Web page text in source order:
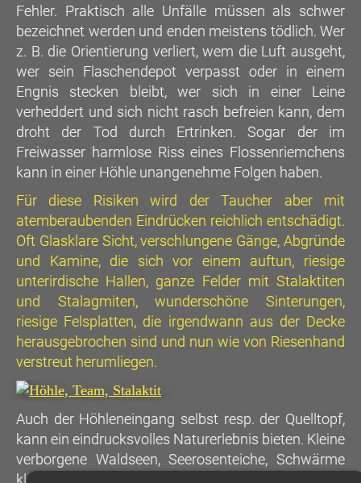
Fehler. Praktisch alle Unfälle müssen als schwer
bezeichnet werden und enden meistens tödlich. Wer
z. B. die Orientierung verliert, wem die Luft ausgeht,
wer sein Flaschendepot verpasst oder in einem
Engnis stecken bleibt, wer sich in einer Leine
verheddert und sich nicht rasch befreien kann, dem
droht der Tod durch Ertrinken. Sogar der im
Freiwasser harmlose Riss eines Flossenriemchens
kann in einer Höhle unangenehme Folgen haben.
Für diese Risiken wird der Taucher aber mit
atemberaubenden Eindrücken reichlich entschädigt.
Oft Glasklare Sicht, verschlungene Gänge, Abgründe
und Kamine, die sich vor einem auftun, riesige
unterirdische Hallen, ganze Felder mit Stalaktiten
und Stalagmiten, wunderschöne Sinterungen,
riesige Felsplatten, die irgendwann aus der Decke
herausgebrochen sind und nun wie von Riesenhand
verstreut herumliegen.
Auch der Höhleneingang selbst resp. der Quelltopf,
kann ein eindrucksvolles Naturerlebnis bieten. Kleine
verborgene Waldseen, Seerosenteiche, Schwärme
kleinster Jungfische, die sich vor den